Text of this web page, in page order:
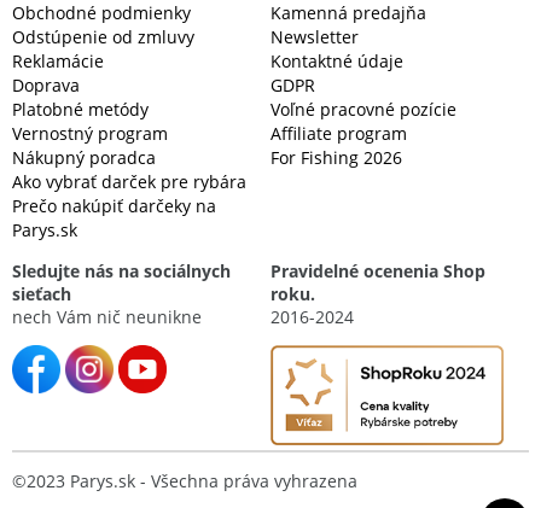
Obchodné podmienky
Odstúpenie od zmluvy
Reklamácie
Doprava
Platobné metódy
Vernostný program
Nákupný poradca
Ako vybrať darček pre rybára
Prečo nakúpiť darčeky na
Parys.sk
Kamenná predajňa
Newsletter
Kontaktné údaje
GDPR
Voľné pracovné pozície
Affiliate program
For Fishing 2026
Sledujte nás na sociálnych
sieťach
nech Vám nič neunikne
Pravidelné ocenenia Shop
roku.
2016-2024
©2023 Parys.sk - Všechna práva vyhrazena